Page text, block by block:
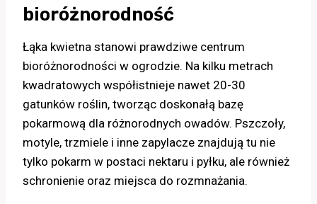
bioróżnorodność
Łąka kwietna stanowi prawdziwe centrum
bioróżnorodności w ogrodzie. Na kilku metrach
kwadratowych współistnieje nawet 20-30
gatunków roślin, tworząc doskonałą bazę
pokarmową dla różnorodnych owadów. Pszczoły,
motyle, trzmiele i inne zapylacze znajdują tu nie
tylko pokarm w postaci nektaru i pyłku, ale również
schronienie oraz miejsca do rozmnażania.